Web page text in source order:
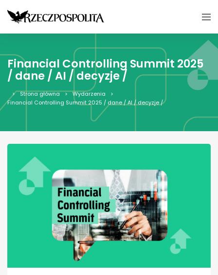
Financial Controlling Summit 2025
/ dane / AI / decyzje /
Strona główna
Wydarzenia
Financial Controlling Summit 2025 / dane / AI / decyzje /